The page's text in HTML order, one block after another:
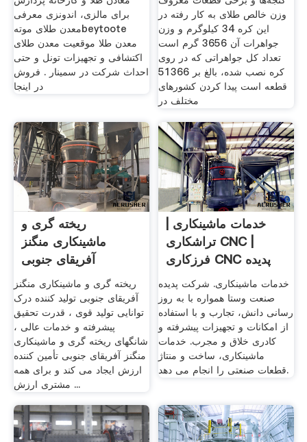
برای مالزی، اندونزی معرفی
معدن طلای موتهbeytoote
معدن طلا موقعیت معدن طلای
اکتشافی و تجهیزات تونل و حتی
احداث شرکت در سمینار . فروش
در اینجا
وزن خالص طلای به کار رفته در
اين کره 34 کيلوگرم و وزن
جواهرات آن 3656 گرم است
تعداد کل جواهراتی که در روی
کره نصب شده، بالغ بر 51366
قطعه است پيدا کردن کشورهای
مختلف در
ریخته گری و
ماشینکاری منگنز
آفریقای جنوبی
ریخته گری و ماشینکاری منگنز
آفریقای جنوبی تولید کننده درک
توانایی تولید قوی ، قدرت تحقیق
پیشرفته و خدمات عالی ،
شانگهای ریخته گری و ماشینکاری
منگنز آفریقای جنوبی تأمین کننده
ارزش ایجاد می کند و برای همه
مشتری ارزش ...
خدمات ماشینکاری |
تراشکاری CNC |
فرزکاری CNC پدیده
صنعت وستا
خدمات ماشینکاری. شرکت پدیده
صنعت وستا همواره با به روز
رسانی دانش، تجارب و با استفاده
از امکانات و تجهیزات پیشرفته و
کادری خلاق و مجرب. خدمات
ماشینکاری، ساخت و منتاژ
قطعات صنعتی را انجام می دهد.